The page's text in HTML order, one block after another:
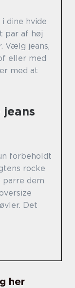
dine hvide
par af høj
Vælg jeans,
eller med
med at
forbeholdt
rocke
parre dem
Det
her